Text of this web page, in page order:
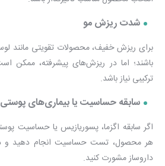
شدت ریزش مو
برای ریزش خفیف، محصولات تقویتی مانند
باشند؛ اما در ریزش‌های پیشرفته، ممکن
ترکیبی نیاز باشد.
سابقه حساسیت یا بیماری‌های پوستی
اگر سابقه اگزما، پسوریازیس یا حساسیت
هر محصول، تست حساسیت انجام دهید و
داروساز مشورت کنید.